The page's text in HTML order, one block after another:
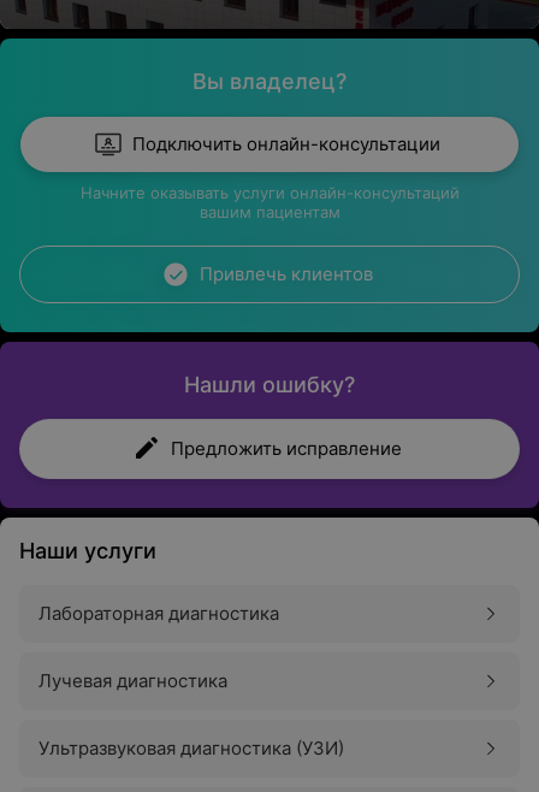
Вы владелец?
Подключить онлайн-консультации
Начните оказывать услуги онлайн-консультаций
вашим пациентам
Привлечь клиентов
Нашли ошибку?
Предложить исправление
Наши услуги
Лабораторная диагностика
Лучевая диагностика
Ультразвуковая диагностика (УЗИ)